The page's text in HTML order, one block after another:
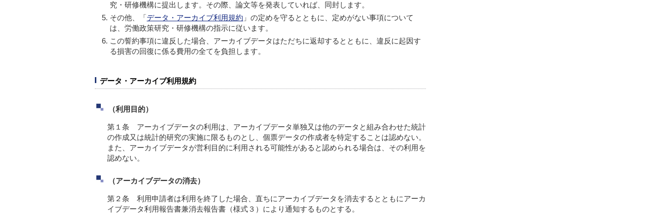
究・研修機構に提出します。その際、論文等を発表していれば、同封します。
その他、「 データ・アーカイブ利用規約 」の定めを守るとともに、定めがない事項について
は、労働政策研究・研修機構の指示に従います。
この誓約事項に違反した場合、アーカイブデータはただちに返却するとともに、違反に起因す
る損害の回復に係る費用の全てを負担します。
データ・アーカイブ利用規約
（利用目的）
第１条 アーカイブデータの利用は、アーカイブデータ単独又は他のデータと組み合わせた統計
の作成又は統計的研究の実施に限るものとし、個票データの作成者を特定することは認めない。
また、アーカイブデータが営利目的に利用される可能性があると認められる場合は、その利用を
認めない。
（アーカイブデータの消去）
第２条 利用申請者は利用を終了した場合、直ちにアーカイブデータを消去するとともにアーカ
イブデータ利用報告書兼消去報告書（様式３）により通知するものとする。